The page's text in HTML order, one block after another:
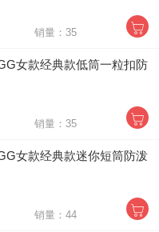
销量：35
女款经典款低筒一粒扣防
销量：35
女款经典款迷你短筒防泼
销量：44